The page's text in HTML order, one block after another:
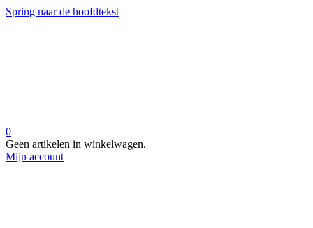
Spring naar de hoofdtekst
0
Geen artikelen in winkelwagen.
Mijn account